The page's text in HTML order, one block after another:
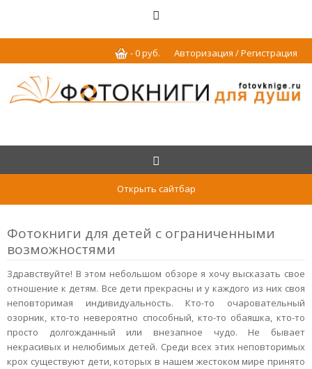
Авторизация / Регистрация
-0руб.
Открыть сайтбар
Фотокниги для детей с ограниченными
возможностями
Здравствуйте! В этом небольшом обзоре я хочу высказать свое
отношение к детям. Все дети прекрасны и у каждого из них своя
неповторимая индивидуальность. Кто-то очаровательный
озорник, кто-то невероятно способный, кто-то обаяшка, кто-то
просто долгожданный или внезапное чудо. Не бывает
некрасивых и нелюбимых детей. Среди всех этих неповторимых
крох существуют дети, которых в нашем жестоком мире принято